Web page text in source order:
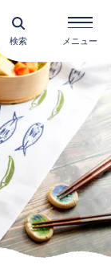
検索 メニュー